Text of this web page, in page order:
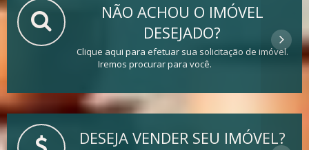
NÃO ACHOU O IMÓVEL
DESEJADO?
Clique aqui para efetuar sua solicitação de imóvel.
Iremos procurar para você.
DESEJA VENDER SEU IMÓVEL?